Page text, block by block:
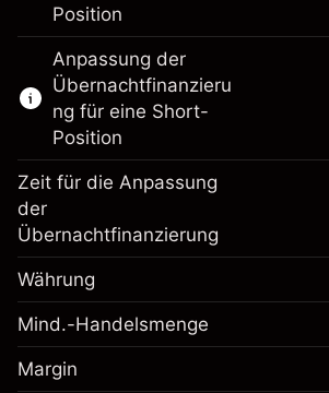
CFDs
Knock-outs
Position
Anpassung der
Übernachtfinanzierung
Gebühren aus
Positionswert
Positionsgröße mit Hebelwirkung
Anpassung der
Übernachtfinanzieru
ng für eine Short-
Position
Margin. Ihre Investition
Anpassung der
Übernachtfinanzierung
Zeit für die Anpassung
der
Übernachtfinanzierung
Währung
Mind.-Handelsmenge
Margin